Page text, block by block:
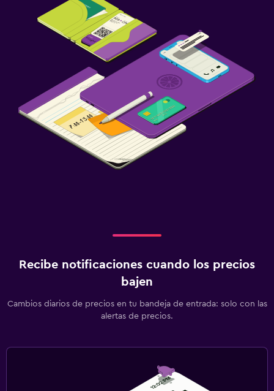
Recibe notificaciones cuando los precios
bajen
Cambios diarios de precios en tu bandeja de entrada: solo con las
alertas de precios.